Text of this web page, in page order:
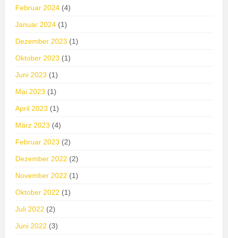
Februar 2024 (4)
Januar 2024 (1)
Dezember 2023 (1)
Oktober 2023 (1)
Juni 2023 (1)
Mai 2023 (1)
April 2023 (1)
März 2023 (4)
Februar 2023 (2)
Dezember 2022 (2)
November 2022 (1)
Oktober 2022 (1)
Juli 2022 (2)
Juni 2022 (3)